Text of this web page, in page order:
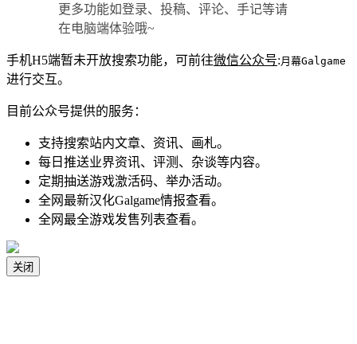
更多功能如登录、投稿、评论、手记等请
在电脑端体验哦~
手机H5端暂未开放搜索功能，可前往微信公众号:月幕Galgame
进行交互。
目前公众号提供的服务：
支持搜索站内文章、资讯、画札。
每日推送业界资讯、评测、杂谈等内容。
定期抽送游戏激活码、举办活动。
全网最新汉化Galgame情报查看。
全网最全游戏发售列表查看。
关闭